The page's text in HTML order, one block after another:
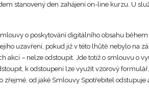
stanovený den zahájení on-line kurzu. U
o poskytování digitálního obsahu
uzavření, pokud již v této lhůtě nebylo na
akcí – nelze odstoupit. Jde totiž o smlouvu o
k odstoupení lze využít vzorový
zřejmé, od jaké Smlouvy Spotřebitel